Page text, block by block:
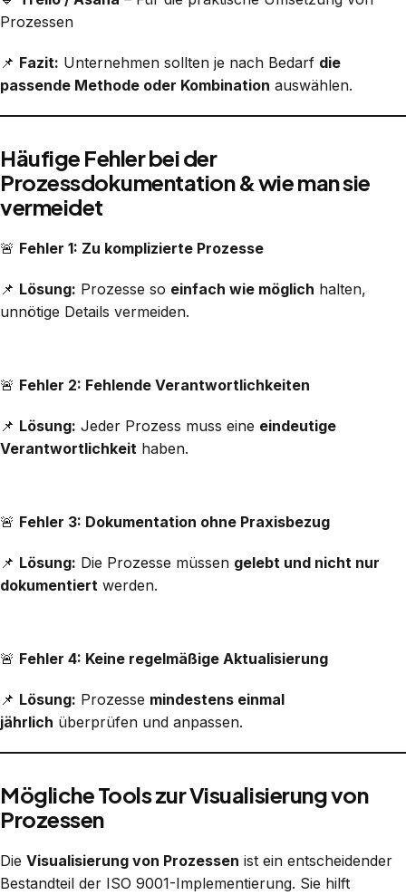
Prozessen
📌 Fazit: Unternehmen sollten je nach Bedarf die
passende Methode oder Kombination auswählen.
Häufige Fehler bei der
Prozessdokumentation & wie man sie
vermeidet
🚨 Fehler 1: Zu komplizierte Prozesse
📌 Lösung: Prozesse so einfach wie möglich halten,
unnötige Details vermeiden.
🚨 Fehler 2: Fehlende Verantwortlichkeiten
📌 Lösung: Jeder Prozess muss eine eindeutige
Verantwortlichkeit haben.
🚨 Fehler 3: Dokumentation ohne Praxisbezug
📌 Lösung: Die Prozesse müssen gelebt und nicht nur
dokumentiert werden.
🚨 Fehler 4: Keine regelmäßige Aktualisierung
📌 Lösung: Prozesse mindestens einmal
jährlich überprüfen und anpassen.
Mögliche Tools zur Visualisierung von
Prozessen
Die Visualisierung von Prozessen ist ein entscheidender
Bestandteil der ISO 9001-Implementierung. Sie hilft